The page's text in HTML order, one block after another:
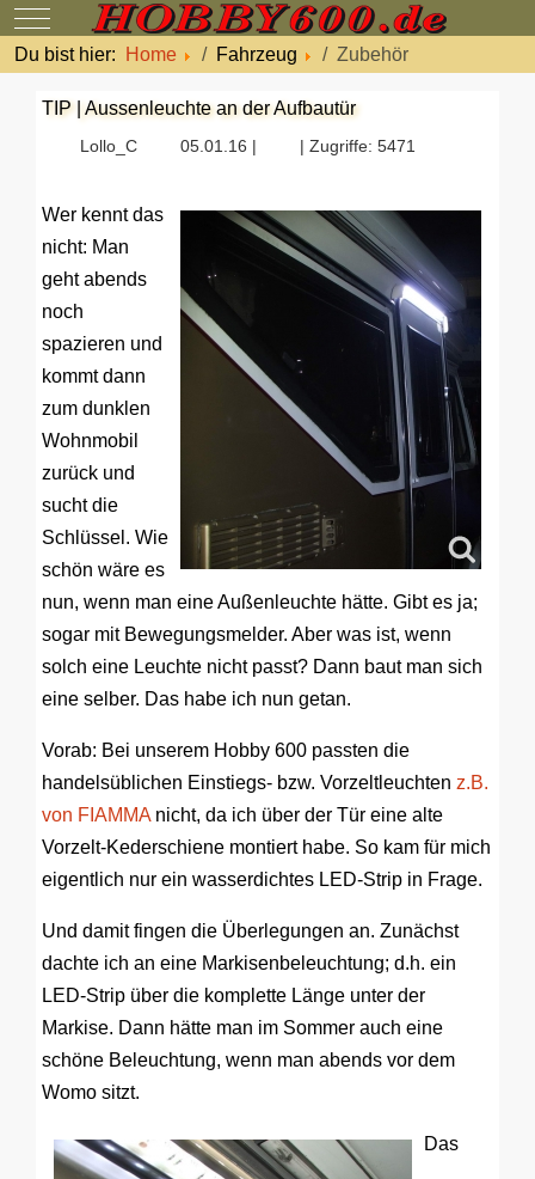
Mobile Menu Toggle
Du bist hier:
Home Fahrzeug Zubehör
TIP | Aussenleuchte an der Aufbautür
Lollo_C 05.01.16 | | Zugriffe: 5471
Wer kennt das
nicht: Man
geht abends
noch
spazieren und
kommt dann
zum dunklen
Wohnmobil
zurück und
sucht die
Schlüssel. Wie
schön wäre es
nun, wenn man eine Außenleuchte hätte. Gibt es ja;
sogar mit Bewegungsmelder. Aber was ist, wenn
solch eine Leuchte nicht passt? Dann baut man sich
eine selber. Das habe ich nun getan.
Vorab: Bei unserem Hobby 600 passten die
handelsüblichen Einstiegs- bzw. Vorzeltleuchten z.B.
von FIAMMA nicht, da ich über der Tür eine alte
Vorzelt-Kederschiene montiert habe. So kam für mich
eigentlich nur ein wasserdichtes LED-Strip in Frage.
Und damit fingen die Überlegungen an. Zunächst
dachte ich an eine Markisenbeleuchtung; d.h. ein
LED-Strip über die komplette Länge unter der
Markise. Dann hätte man im Sommer auch eine
schöne Beleuchtung, wenn man abends vor dem
Womo sitzt.
Das